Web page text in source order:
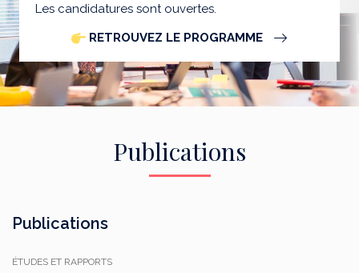
Les candidatures sont ouvertes.
RETROUVEZ LE PROGRAMME
Publications
Publications
ÉTUDES ET RAPPORTS